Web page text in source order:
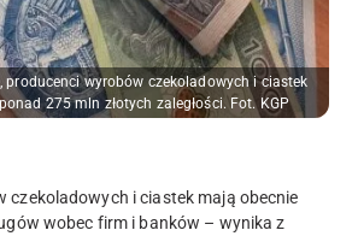
producenci wyrobów czekoladowych i ciastek
275 mln złotych zaległości. Fot. KGP
czekoladowych i ciastek mają obecnie
wobec firm i banków – wynika z